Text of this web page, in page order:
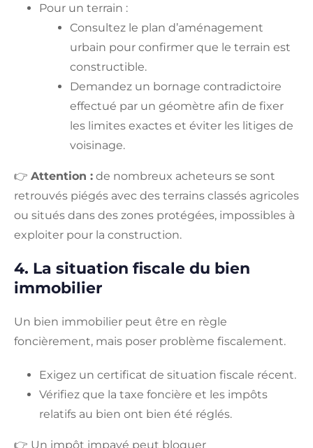
Pour un terrain :
Consultez le plan d’aménagement
urbain pour confirmer que le terrain est
constructible.
Demandez un bornage contradictoire
effectué par un géomètre afin de fixer
les limites exactes et éviter les litiges de
voisinage.
👉 Attention : de nombreux acheteurs se sont
retrouvés piégés avec des terrains classés agricoles
ou situés dans des zones protégées, impossibles à
exploiter pour la construction.
4. La situation fiscale du bien
immobilier
Un bien immobilier peut être en règle
foncièrement, mais poser problème fiscalement.
Exigez un certificat de situation fiscale récent.
Vérifiez que la taxe foncière et les impôts
relatifs au bien ont bien été réglés.
👉 Un impôt impayé peut bloquer